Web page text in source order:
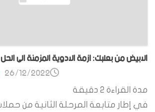
الابيض من بعلبك: ازمة الادوية المزمنة الى الحل
26/12/2022
مدة القراءة 2 دقيقة
في إطار متابعة المرحلة الثانية من